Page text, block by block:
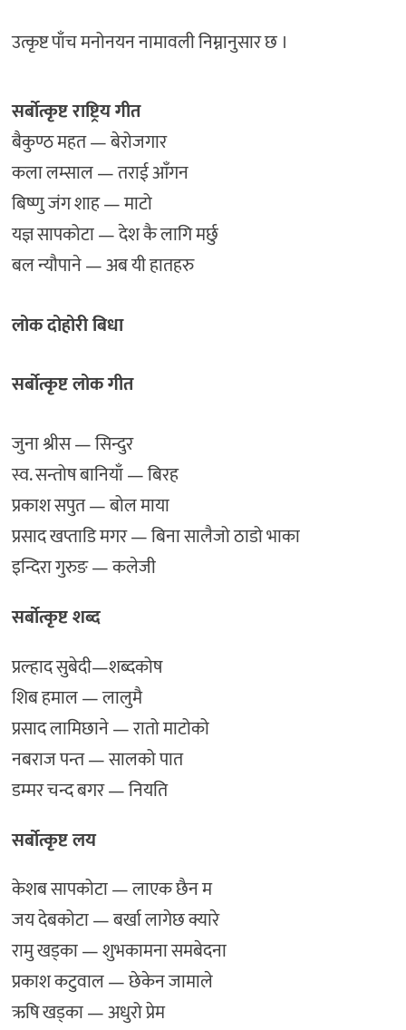
उत्कृष्ट पाँच मनोनयन नामावली निम्नानुसार छ ।
सर्बोत्कृष्ट राष्ट्रिय गीत
बैकुण्ठ महत — बेरोजगार
कला लम्साल — तराई आँगन
बिष्णु जंग शाह — माटो
यज्ञ सापकोटा — देश कै लागि मर्छु
बल न्यौपाने — अब यी हातहरु
लोक दोहोरी बिधा
सर्बोत्कृष्ट लोक गीत
जुना श्रीस — सिन्दुर
स्व. सन्तोष बानियाँ — बिरह
प्रकाश सपुत — बोल माया
प्रसाद खप्ताडि मगर — बिना सालैजो ठाडो भाका
इन्दिरा गुरुङ — कलेजी
सर्बोत्कृष्ट शब्द
प्रल्हाद सुबेदी—शब्दकोष
शिब हमाल — लालुमै
प्रसाद लामिछाने — रातो माटोको
नबराज पन्त — सालको पात
डम्मर चन्द बगर — नियति
सर्बोत्कृष्ट लय
केशब सापकोटा — लाएक छैन म
जय देबकोटा — बर्खा लागेछ क्यारे
रामु खड्का — शुभकामना समबेदना
प्रकाश कटुवाल — छेकेन जामाले
ऋषि खड्का — अधुरो प्रेम